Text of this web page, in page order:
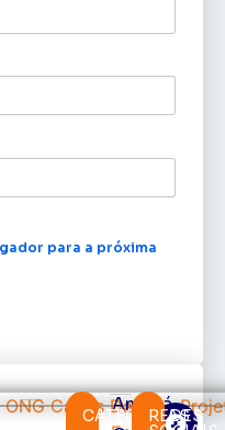
para a próxima
CATEGORIAS
AmapáREDES